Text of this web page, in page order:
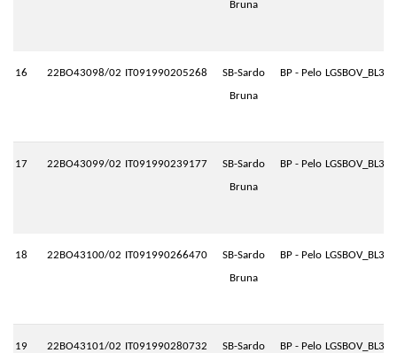
Bruna
16 22BO43098/02 IT091990205268
SB-Sardo
Bruna
BP - Pelo LGSBOV_BL3.P
17 22BO43099/02 IT091990239177
SB-Sardo
Bruna
BP - Pelo LGSBOV_BL3.P
18 22BO43100/02 IT091990266470
SB-Sardo
Bruna
BP - Pelo LGSBOV_BL3.P
19 22BO43101/02 IT091990280732
SB-Sardo
BP - Pelo LGSBOV_BL3.P